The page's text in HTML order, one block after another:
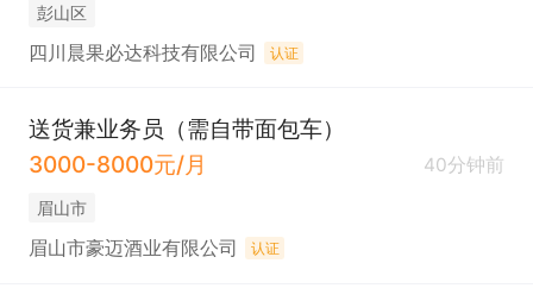
彭山区
四川晨果必达科技有限公司 认证
送货兼业务员（需自带面包车）
3000-8000元/月
40分钟前
眉山市
眉山市豪迈酒业有限公司 认证